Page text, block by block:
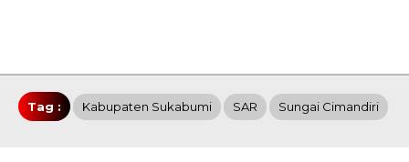
Tag : Kabupaten Sukabumi SAR Sungai Cimandiri